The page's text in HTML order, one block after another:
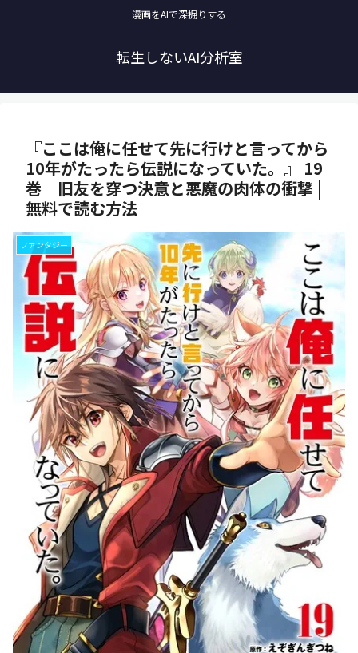
漫画をAIで深掘りする
転生しないAI分析室
『ここは俺に任せて先に行けと言ってから
10年がたったら伝説になっていた。』 19
巻｜旧友を穿つ決意と悪魔の肉体の衝撃 |
無料で読む方法
ファンタジー